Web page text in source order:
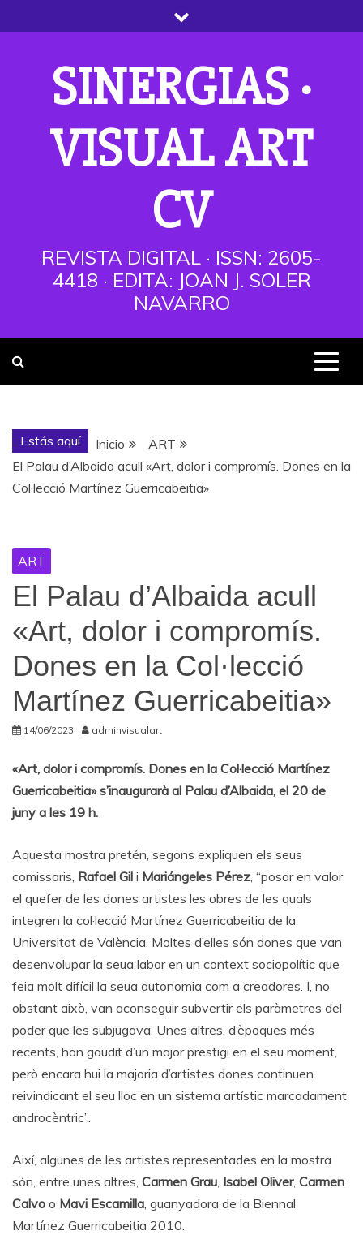
al
SINERGIAS ·
VISUAL ART
CV
REVISTA DIGITAL · ISSN: 2605-
4418 · EDITA: JOAN J. SOLER
NAVARRO
Estás aquí Inicio
ART
El Palau d’Albaida acull «Art, dolor i compromís. Dones en la
Col·lecció Martínez Guerricabeitia»
ART
El Palau d’Albaida acull
«Art, dolor i compromís.
Dones en la Col·lecció
Martínez Guerricabeitia»
14/06/2023 adminvisualart
«Art, dolor i compromís. Dones en la Col·lecció Martínez
Guerricabeitia» s’inaugurarà al Palau d’Albaida, el 20 de
juny a les 19 h.
Aquesta mostra pretén, segons expliquen els seus
comissaris, Rafael Gil i Mariángeles Pérez, “posar en valor
el quefer de les dones artistes les obres de les quals
integren la col·lecció Martínez Guerricabeitia de la
Universitat de València. Moltes d’elles són dones que van
desenvolupar la seua labor en un context sociopolític que
feia molt difícil la seua autonomia com a creadores. I, no
obstant això, van aconseguir subvertir els paràmetres del
poder que les subjugava. Unes altres, d’èpoques més
recents, han gaudit d’un major prestigi en el seu moment,
però encara hui la majoria d’artistes dones continuen
reivindicant el seu lloc en un sistema artístic marcadament
androcèntric”.
Així, algunes de les artistes representades en la mostra
són, entre unes altres, Carmen Grau, Isabel Oliver, Carmen
Calvo o Mavi Escamilla, guanyadora de la Biennal
Martínez Guerricabeitia 2010.